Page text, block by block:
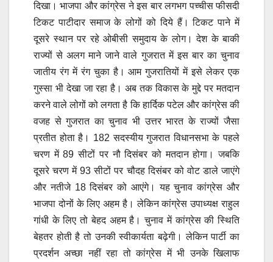
दिखा। भाजपा और कांग्रेस ने इस बार लगभग पच्चीस फीसदी
टिकट पाटीदार समाज के लोगों को दिये हैं। टिकट पाने में
दूसरे स्थान पर रहे ओबीसी समुदाय के लोग। देश के बाकी
राज्यों से अलग माने जाने वाले गुजरात में इस बार का चुनाव
जातीय रंग में रंग चुका है। आम गुजरातियों में इसे लेकर एक
गुस्सा भी देखा जा रहा है। अब तक विकास के मुद्दे पर मतदान
करने वाले लोगों को लगता है कि हार्दिक पटेल और कांग्रेस की
वजह से गुजरात का चुनाव भी उत्तर भारत के राज्यों जैसा
प्रतीत होता है। 182 सदस्यीय गुजरात विधानसभा के पहले
चरण में 89 सीटों पर नौ दिसंबर को मतदान होगा। जबकि
दूसरे चरण में 93 सीटों पर चौदह दिसंबर को वोट डाले जाएंगे
और नतीजे 18 दिसंबर को आएंगे। यह चुनाव कांग्रेस और
भाजपा दोनों के लिए अहम है। लेकिन कांग्रेस उपाध्यक्ष राहुल
गांधी के लिए तो बेहद अहम है। चुनाव में कांग्रेस की स्थिति
बेहतर होती है तो उनकी स्वीकार्यता बढ़ेगी। लेकिन पार्टी का
प्रदर्शन अच्छा नहीं रहा तो कांग्रेस में भी उनके खिलाफ